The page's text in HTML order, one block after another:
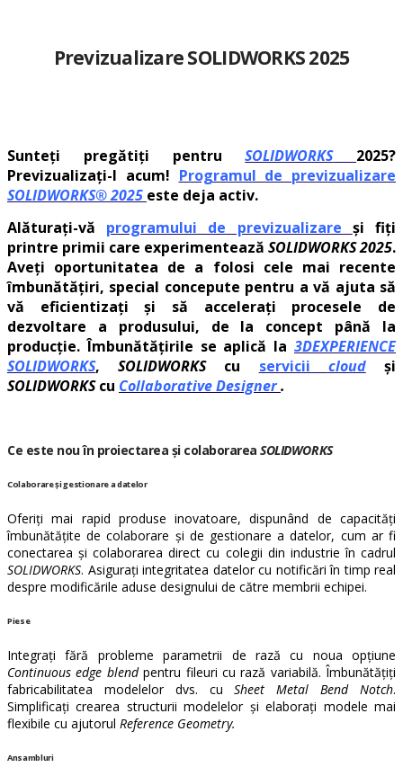
Previzualizare SOLIDWORKS 2025
Sunteți pregătiți pentruSOLIDWORKS
2025?
Previzualizați-l acum! Programul de previzualizare
SOLIDWORKS® 2025 este deja activ.
Alăturați-vă programului de previzualizare și fiți
printre primii care experimentează SOLIDWORKS 2025.
Aveți oportunitatea de a folosi cele mai recente
îmbunătățiri, special concepute pentru a vă ajuta să
vă eficientizați și să accelerați procesele de
dezvoltare a produsului, de la concept până la
producție. Îmbunătățirile se aplică la 3DEXPERIENCE
SOLIDWORKS,SOLIDWORKScu servicii cloudși
SOLIDWORKScu Collaborative Designer.
Ce este nou în proiectarea și colaborareaSOLIDWORKS
Colaborare și gestionare a datelor
Oferiți mai rapid produse inovatoare, dispunând de capacități
îmbunătățite de colaborare și de gestionare a datelor, cum ar fi
conectarea și colaborarea direct cu colegii din industrie în cadrul
SOLIDWORKS. Asigurați integritatea datelor cu notificări în timp real
despre modificările aduse designului de către membrii echipei.
Piese
Integrați fără probleme parametrii de rază cu noua opțiune
Continuous edge blendpentru fileuri cu rază variabilă. Îmbunătățiți
fabricabilitatea modelelor dvs. cuSheet Metal Bend Notch.
Simplificați crearea structurii modelelor și elaborați modele mai
flexibile cu ajutorul Reference Geometry.
Ansambluri